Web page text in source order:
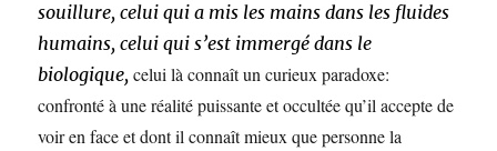
souillure, celui qui a mis les mains dans les fluides
humains, celui qui s’est immergé dans le
biologique, celui là connaît un curieux paradoxe:
confronté à une réalité puissante et occultée qu’il accepte de
voir en face et dont il connaît mieux que personne la